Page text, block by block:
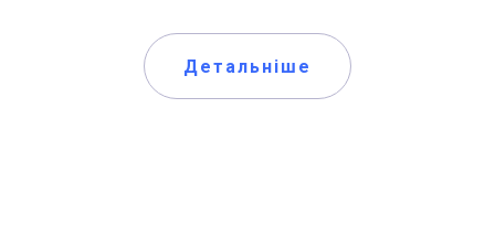
Детальніше